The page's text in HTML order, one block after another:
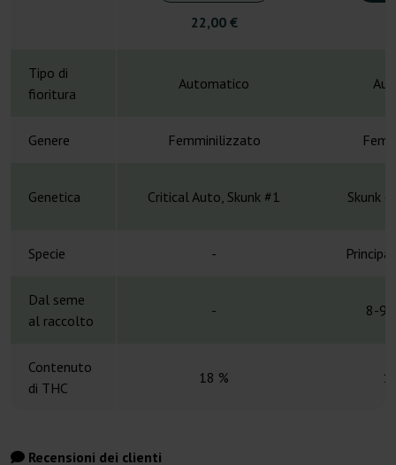
22,00 €
Tipo di
fioritura
Automatico
Genere Femminilizzato
Genetica Critical Auto, Skunk #1 Skunk
Specie -
Dal seme
al raccolto
- 8-9
Contenuto
di THC
18 %
Recensioni dei clienti